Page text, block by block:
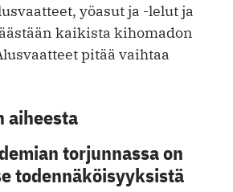
yöasut ja -lelut ja
kaikista kihomadon
pitää vaihtaa
aiheesta
torjunnassa on
todennäköisyyksistä